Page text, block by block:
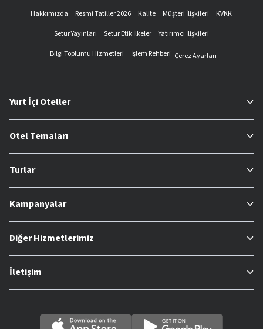
Hakkımızda Resmi Tatiller 2026 Kalite Müşteri İlişkileri
KVKK
Setur Yayınları
Setur Etik İlkeler
Yatırımcı İlişkileri
Bilgi Toplumu Hizmetleri
İşlem Rehberi Çerez Ayarları
Yurt İçi Oteller
Otel Temaları
Turlar
Kampanyalar
Diğer Hizmetlerimiz
İletişim